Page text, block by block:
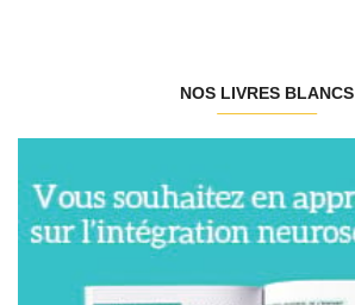
NOS LIVRES BLANCS